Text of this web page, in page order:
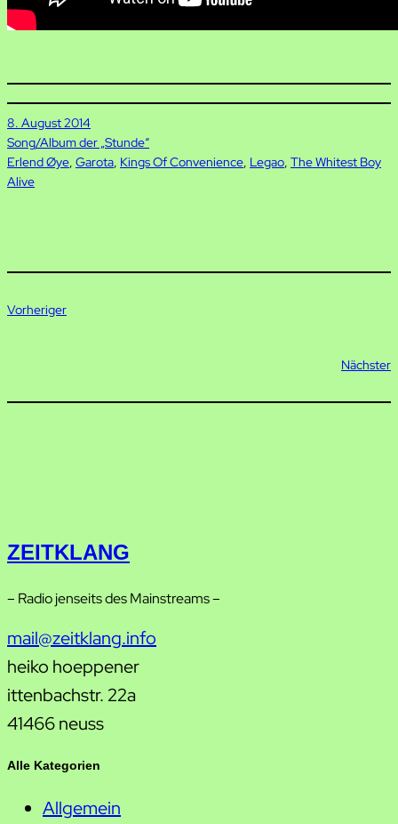
8. August 2014
Song/Album der „Stunde“
Erlend Øye, Garota, Kings Of Convenience, Legao, The Whitest Boy
Alive
Vorheriger
Nächster
ZEITKLANG
– Radio jenseits des Mainstreams –
mail@zeitklang.info
heiko hoeppener
ittenbachstr. 22a
41466 neuss
Alle Kategorien
Allgemein